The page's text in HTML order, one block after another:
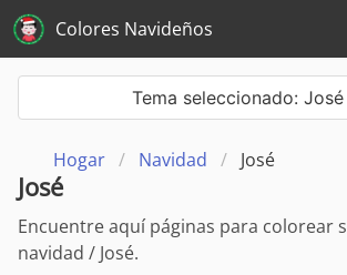
Colores Navideños
Hogar Navidad José
Tema seleccionado: José
José
Encuentre aquí páginas para colorear
navidad / José.